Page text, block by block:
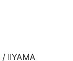
/ IIYAMA